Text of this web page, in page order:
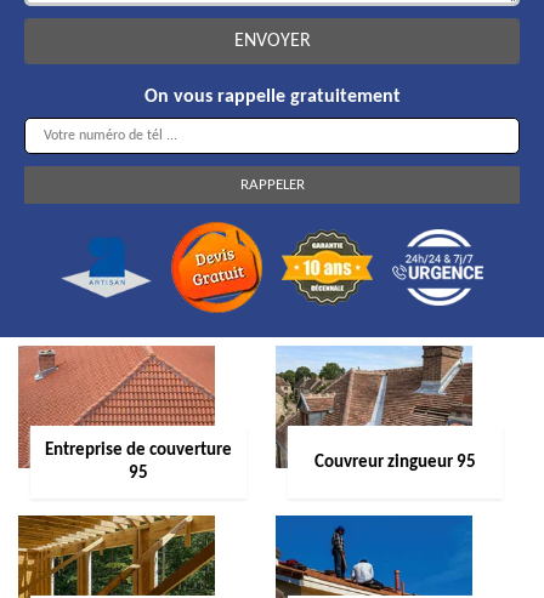
On vous rappelle gratuitement
Entreprise de couverture
95
Couvreur zingueur 95